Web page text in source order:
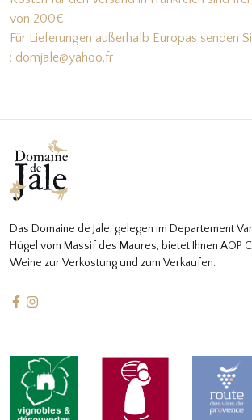
von 200€.
Für Lieferungen außerhalb Europas senden
: domjale@yahoo.fr
Das Domaine de Jale, gelegen im Departement
Hügel vom Massif des Maures, bietet Ihnen AOP
Weine zur Verkostung und zum Verkaufen.